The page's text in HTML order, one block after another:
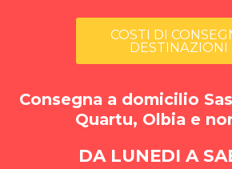
COSTI DI
DESTINAZIONI
Consegna a domicilio
Quartu, Olbia e
DA LUNEDI A